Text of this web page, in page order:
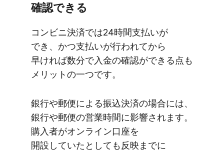
確認できる
コンビニ決済では​24時間支払いが​
でき、​かつ支払いが​行われてから​
早ければ​数分で​入金の​確認が​できる​点も​
メリットの​一つです。
銀行や​郵便に​よる​振込決済の​場合には、​
銀行や​郵便の​営業時間に​影響されます。​
購入者が​オンライン口座を​
開設していたとしても​反映までに​